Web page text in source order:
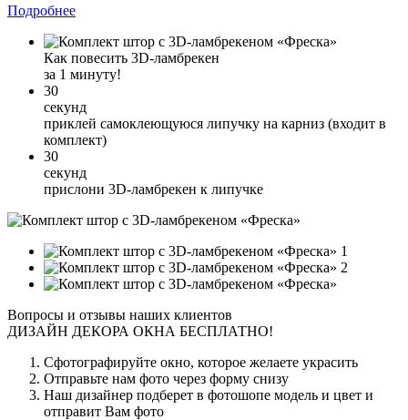
Подробнее
Как повесить 3D-ламбрекен
за 1 минуту!
30
секунд
приклей самоклеющуюся липучку на карниз (входит в
комплект)
30
секунд
прислони 3D-ламбрекен к липучке
1
2
Вопросы и отзывы наших клиентов
ДИЗАЙН ДЕКОРА ОКНА БЕСПЛАТНО!
Сфотографируйте окно, которое желаете украсить
Отправьте нам фото через форму снизу
Наш дизайнер подберет в фотошопе модель и цвет и
отправит Вам фото